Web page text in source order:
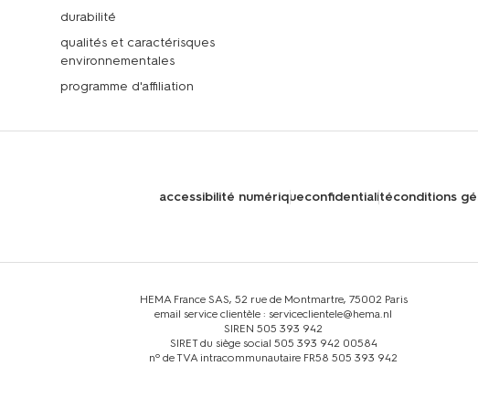
durabilité
qualités et caractérisques
environnementales
programme d'affiliation
accessibilité numériqueconfidentialitéconditions
HEMA France SAS, 52 rue de Montmartre, 75002 Paris
email service clientèle : serviceclientele@hema.nl
SIREN 505 393 942
SIRET du siège social 505 393 942 00584
nº de TVA intracommunautaire FR58 505 393 942